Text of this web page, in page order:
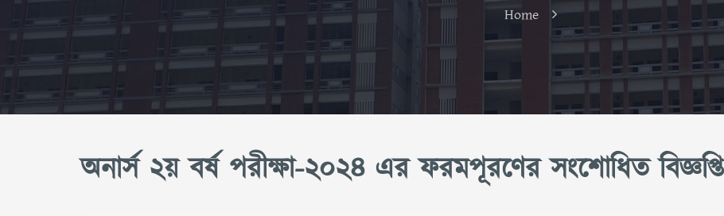
Home
অনার্স ২য় বর্ষ পরীক্ষা-২০২৪ এর ফরমপূরণের সংশোধিত বিজ্ঞপ্তি